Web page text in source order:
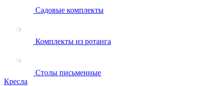
Садовые комплекты
Комплекты из ротанга
Столы письменные
Кресла